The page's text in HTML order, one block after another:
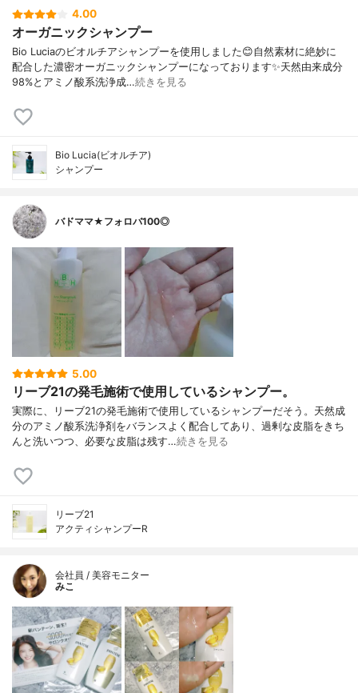
4.00
オーガニックシャンプー
Bio Luciaのビオルチアシャンプーを使用しました😊自然素材に絶妙に
配合した濃密オーガニックシャンプーになっております✨天然由来成分
98%とアミノ酸系洗浄成…続きを見る
Bio Lucia(ビオルチア)
シャンプー
バドママ★フォロバ100◎
5.00
リーブ21の発毛施術で使用しているシャンプー。
実際に、リーブ21の発毛施術で使用しているシャンプーだそう。天然成
分のアミノ酸系洗浄剤をバランスよく配合してあり、過剰な皮脂をきち
んと洗いつつ、必要な皮脂は残す…続きを見る
リーブ21
アクティシャンプーR
会社員 / 美容モニター
みこ